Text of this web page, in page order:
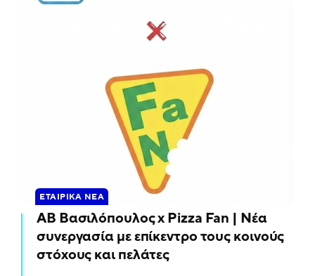
ΕΤΑΙΡΙΚΆ ΝΈΑ
ΑΒ Βασιλόπουλος x Pizza Fan | Νέα
συνεργασία με επίκεντρο τους κοινούς
στόχους και πελάτες